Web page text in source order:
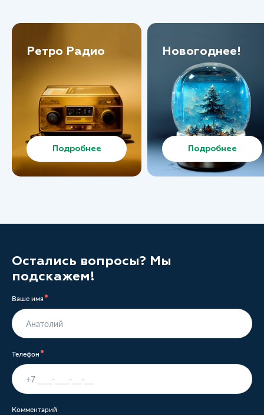
Ретро Радио
Подробнее
Новогоднее!
Подробнее
Остались вопросы? Мы
подскажем!
Ваше имя
Телефон
Комментарий